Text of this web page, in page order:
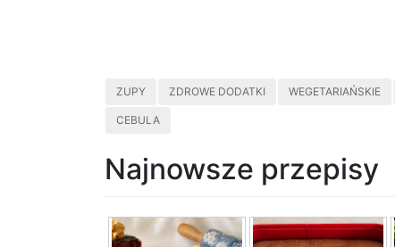
ZUPY ZDROWE DODATKI WEGETARIAŃSKIE
CEBULA
Najnowsze przepisy